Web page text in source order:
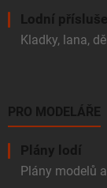
Lodní
Kladky, lana,
PRO MODELÁŘE
Plány lodí
Plány modelů